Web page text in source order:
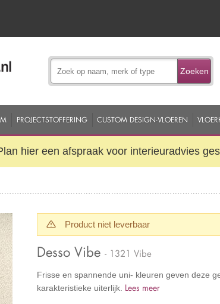
Zoeken
PROJECTSTOFFERING CUSTOM DESIGN-VLOEREN
hier een afspraak voor interieuradvies
Product niet leverbaar
Desso Vibe - 1321 Vibe
Frisse en spannende uni- kleuren geven deze
karakteristieke uiterlijk. Lees meer